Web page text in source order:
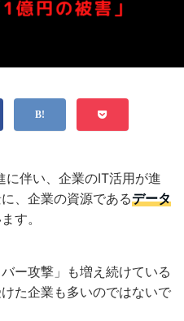
伴い、企業のIT活用が進
、企業の資源であるデータ
す。
ー攻撃」も増え続けている
た企業も多いのではないで